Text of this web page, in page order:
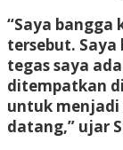
“Saya bangga
tersebut.
tegas saya
ditempatkan
untuk menjadi
datang,” ujar